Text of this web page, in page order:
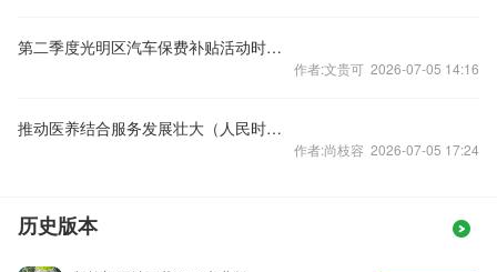
第二季度光明区汽车保费补贴活动时间延长2个月
作者:文贵可 2026-07-05 14:16
推动医养结合服务发展壮大（人民时评）
作者:尚枝容 2026-07-05 17:24
历史版本